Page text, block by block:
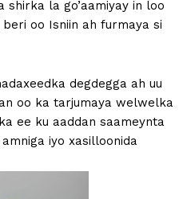
shirka la go’aamiyay in loo
oo Isniin ah furmaya si
degdegga ah uu
oo ka tarjumaya welwelka
ee ku aaddan saameynta
iyo xasilloonida